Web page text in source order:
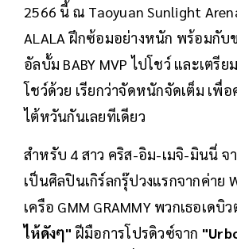
2566 นี้ ณ Taoyuan Sunlight
ALALA ฝึกซ้อมอย่างหนัก พร้อมกับ
อัลบั้ม BABY MVP ไปโชว์ และเตรี
โชว์ด้วย เรียกว่าจัดหนักจัดเต็ม เพื่
ไต้หวันกันเลยทีเดียว
สำหรับ 4 สาว คริส-อิม-เมจิ-มินนี่ จ
เป็นศิลปินเกิร์ลกรุ๊ปวงแรกจากค่าย
เครือ GMM GRAMMY พวกเธอเดบิ
ไห้ดังๆ" ฝีมือการโปรดิวซ์จาก